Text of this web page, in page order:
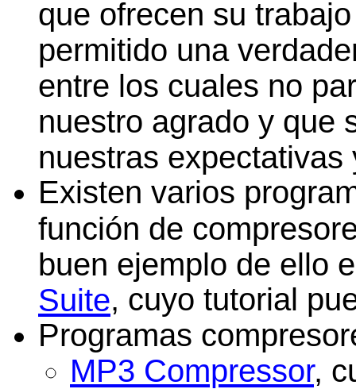
que ofrecen su
permitido una
entre los cuales no
nuestro agrado y que
nuestras expectativas
Existen varios
función de
buen ejemplo de ello
Suite, cuyo tutorial
Programas
MP3 Compressor,